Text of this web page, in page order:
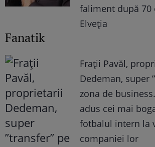
faliment după 70
Elveția
Fanatik
Frații Pavăl,
Dedeman, super
zona de
adus cei mai
fotbalul intern la
companiei lor